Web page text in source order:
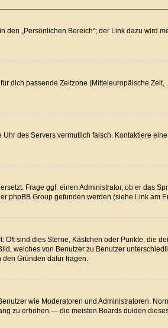
„Persönlichen Bereich“; der Link dazu wird
dich passende Zeitzone (Mitteleuropäische
des Servers vermutlich falsch. Kontaktiere
Frage ggf. einen Administrator, ob er das
phpBB Group gefunden werden (siehe Link am
sind dies Sterne, Kästchen oder Punkte, die
welches von Benutzer zu Benutzer
den Gründen dafür fragen.
wie Moderatoren und Administratoren.
zu erhöhen — die meisten Boards dulden